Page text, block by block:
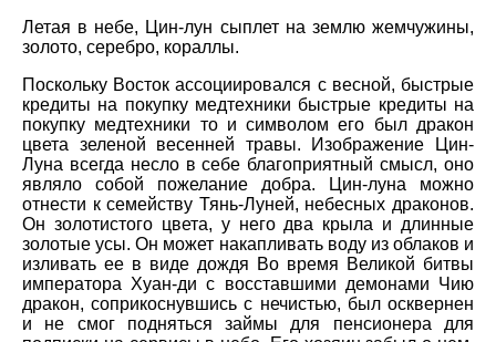
Летая в небе, Цин-лун сыплет на землю жемчужины,
золото, серебро, кораллы.
Поскольку Восток ассоциировался с весной, быстрые
кредиты на покупку медтехники быстрые кредиты на
покупку медтехники то и символом его был дракон
цвета зеленой весенней травы. Изображение Цин-
Луна всегда несло в себе благоприятный смысл, оно
являло собой пожелание добра. Цин-луна можно
отнести к семейству Тянь-Луней, небесных драконов.
Он золотистого цвета, у него два крыла и длинные
золотые усы. Он может накапливать воду из облаков и
изливать ее в виде дождя Во время Великой битвы
императора Хуан-ди с восставшими демонами Чию
дракон, соприкоснувшись с нечистью, был осквернен
и не смог подняться займы для пенсионера для